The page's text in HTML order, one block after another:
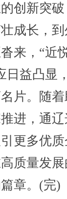
创新突
成长，
来，“近
日益凸显
片。随
进，通
更多优
质量发
章。(完)